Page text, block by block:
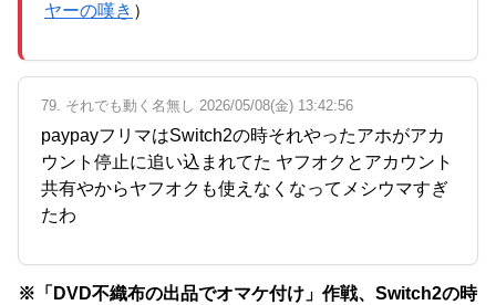
ヤーの嘆き ）
79. それでも動く名無し 2026/05/08(金) 13:42:56
paypayフリマはSwitch2の時それやったアホがアカ
ウント停止に追い込まれてた ヤフオクとアカウント
共有やからヤフオクも使えなくなってメシウマすぎ
たわ
※「DVD不織布の出品でオマケ付け」作戦、Switch2の時